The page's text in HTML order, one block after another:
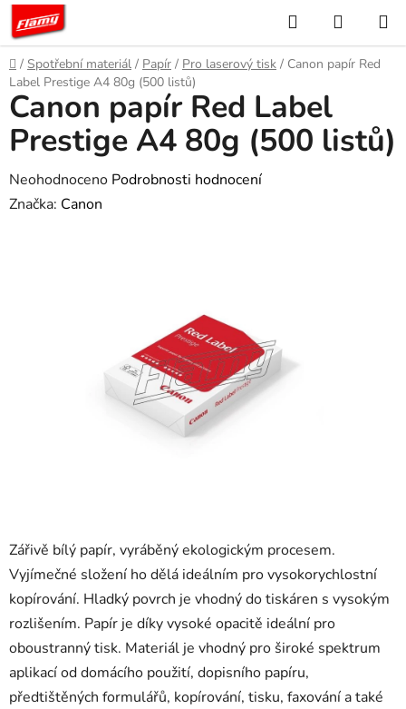
Přejít
obsah
Hledat
KOŠÍK
Domů
/ Spotřební materiál / Papír / Pro laserový tisk / Canon papír Red
Label Prestige A4 80g (500 listů)
Zářivě bílý papír, vyráběný ekologickým procesem.
Vyjímečné složení ho dělá ideálním pro vysokorychlostní
kopírování. Hladký povrch je vhodný do tiskáren s vysokým
rozlišením. Papír je díky vysoké opacitě ideální pro
oboustranný tisk. Materiál je vhodný pro široké spektrum
aplikací od domácího použití, dopisního papíru,
předtištěných formulářů, kopírování, tisku, faxování a také
Canon papír Red Label
Prestige A4 80g (500 listů)
Průměrné
hodnocení
Neohodnoceno Podrobnosti hodnocení
Značka: Canon